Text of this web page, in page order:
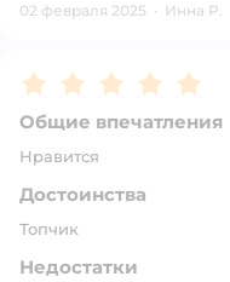
02 февраля 2025 · Инна Р.
Рейтинг:5
Общие впечатления
Нравится
Достоинства
Топчик
Недостатки